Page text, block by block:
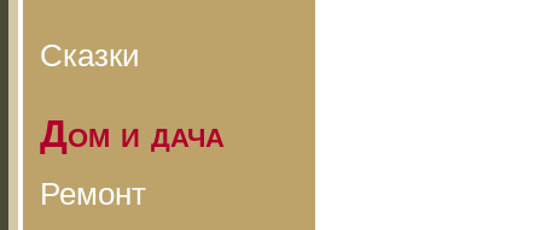
Сказки
Дом и дача
Ремонт